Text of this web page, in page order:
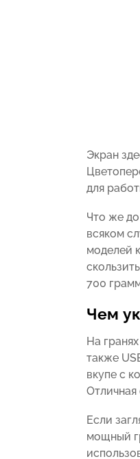
Экран
для
Что же
всяком
моделей
700
Чем
На
также
вкупе с
Если
мощный